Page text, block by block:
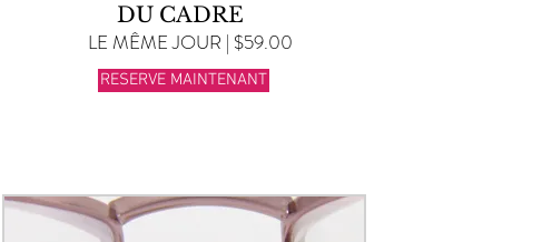
DU CADRE
LE MÊME JOUR | $59.00
RESERVE MAINTENANT